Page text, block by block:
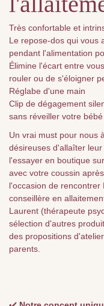
Très confortable et
Le repose-dos qui vous
pendant l'alimentation
Élimine l'écart entre
rouler ou de s'éloigner
Réglabe d'une main
Clip de dégagement
sans réveiller votre bébé
Un vrai must pour nous
désireuses d'allaîter
l'essayer en boutique
avec votre coussin
l'occasion de
conseillère en
Laurent (thérapeute
sélection d'autres
des propositions
parents.